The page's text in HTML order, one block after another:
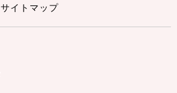
サイトマップ